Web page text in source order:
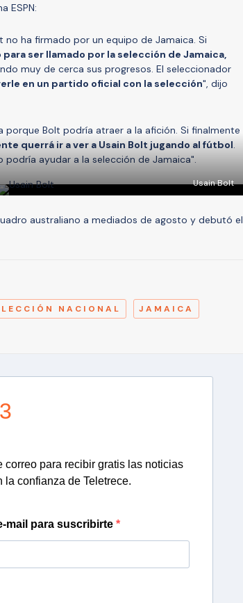
ESPN:
ha firmado por un equipo de Jamaica. Si
para ser llamado por la selección de Jamaica,
muy de cerca sus progresos. El seleccionador
en un partido oficial con la selección", dijo
porque Bolt podría atraer a la afición. Si finalmente
querrá ir a ver a Usain Bolt jugando al fútbol.
ayudar a la selección de Jamaica".
Usain Bolt
australiano a mediados de agosto y debutó el
NACIONAL JAMAICA
correo para recibir gratis las noticias
la confianza de Teletrece.
mail para suscribirte